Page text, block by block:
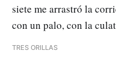
siete me arrastró la
con un palo, con la
TRES ORILLAS